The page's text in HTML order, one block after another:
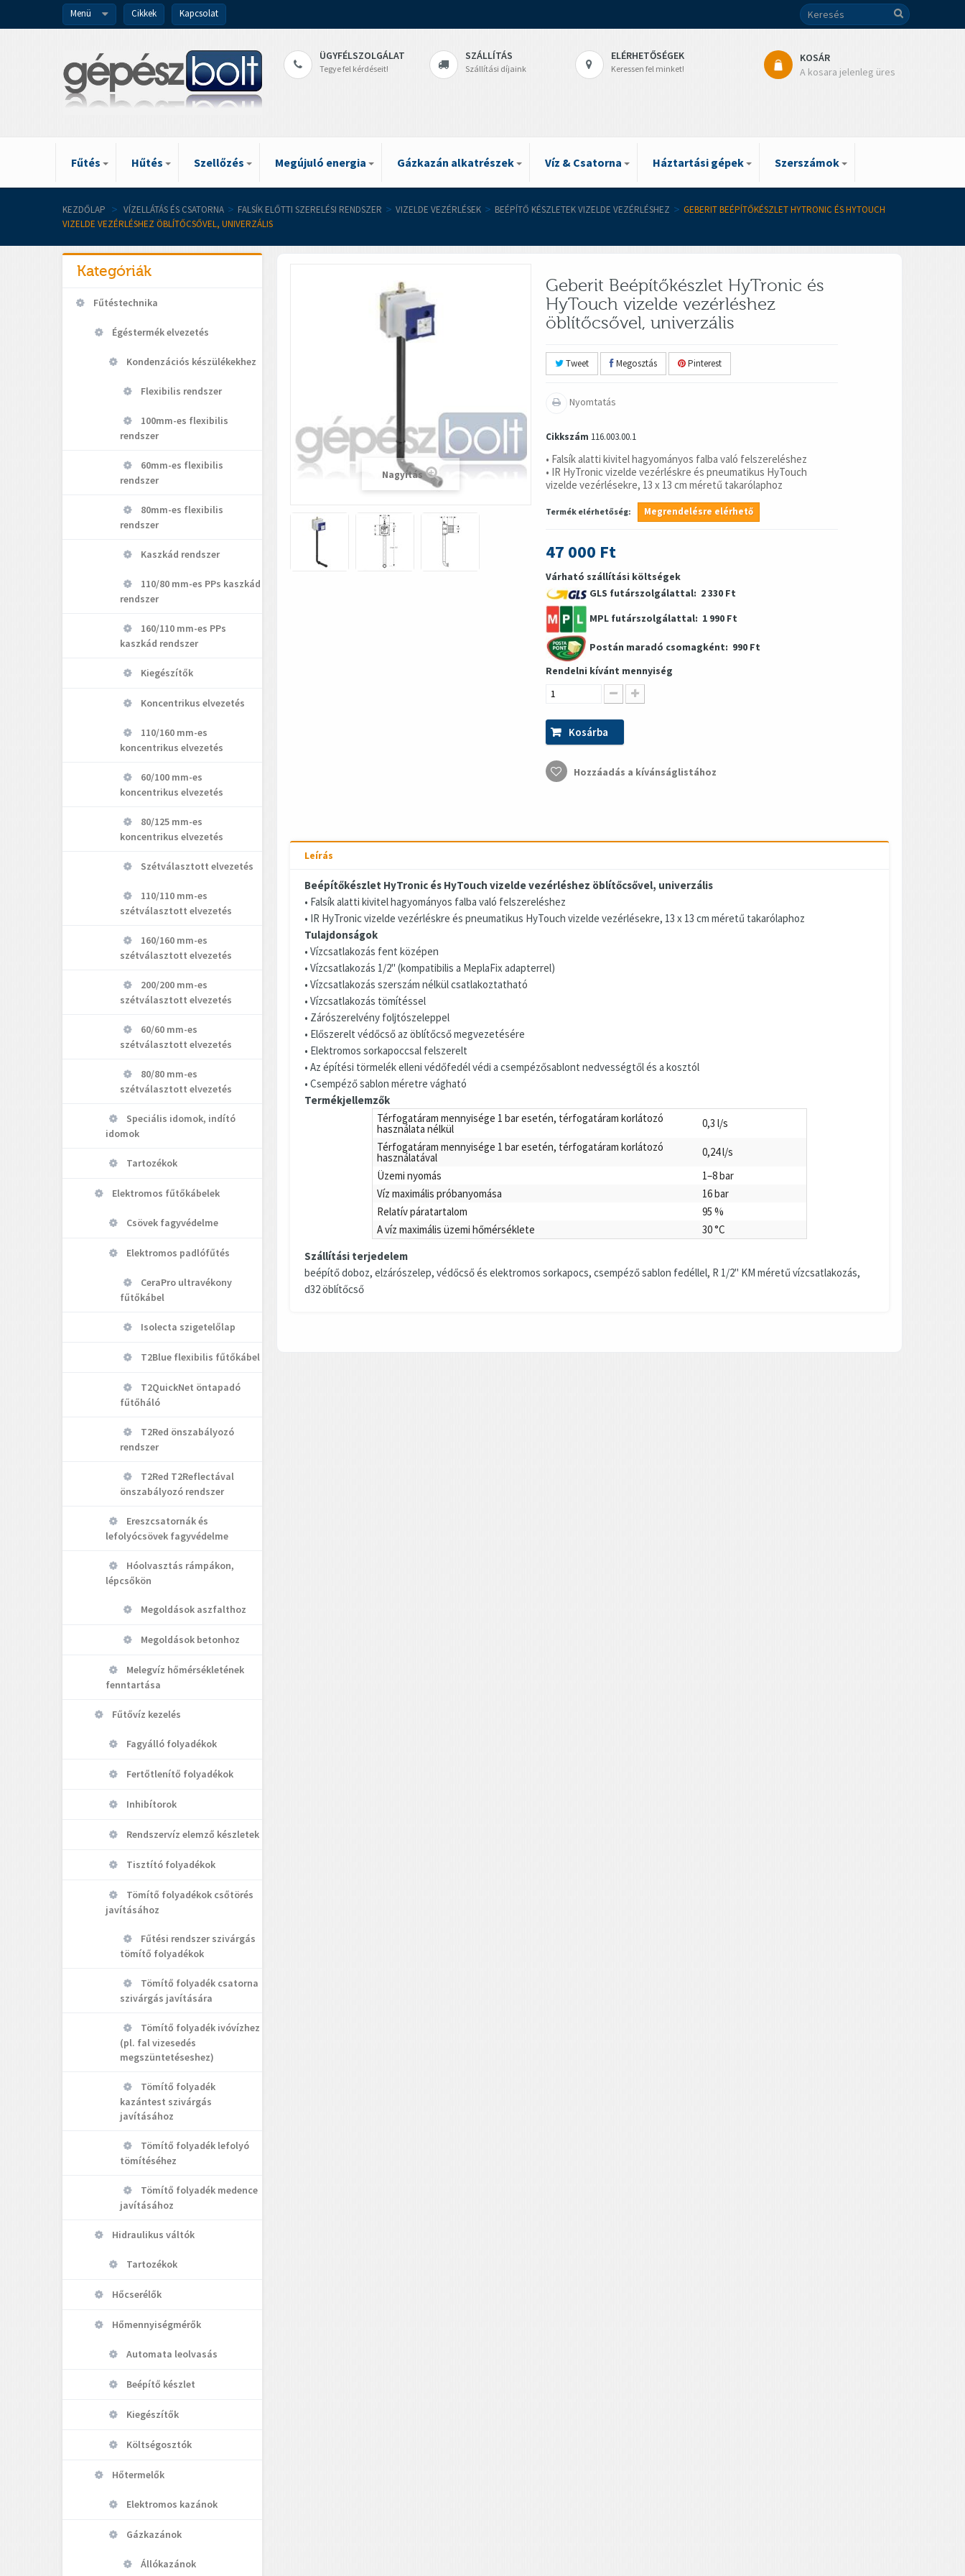
Menü Cikkek Kapcsolat
ÜGYFÉLSZOLGÁLAT
Tegye fel kérdéseit!
SZÁLLÍTÁS
Szállítási díjaink
ELÉRHETŐSÉGEK
Keressen fel minket!
KOSÁR
A kosara jelenleg üres
Fűtés Hűtés Szellőzés Megújuló energia Gázkazán alkatrészek Víz & Csatorna Háztartási gépek Szerszámok
KEZDŐLAP > VÍZELLÁTÁS ÉS CSATORNA > FALSÍK ELŐTTI SZERELÉSI RENDSZER > VIZELDE VEZÉRLÉSEK > BEÉPÍTŐ KÉSZLETEK VIZELDE VEZÉRLÉSHEZ > GEBERIT BEÉPÍTŐKÉSZLET HYTRONIC ÉS HYTOUCH
VIZELDE VEZÉRLÉSHEZ ÖBLÍTŐCSŐVEL, UNIVERZÁLIS
Kategóriák
Fűtéstechnika
Égéstermék elvezetés
Kondenzációs készülékekhez
Flexibilis rendszer
100mm-es flexibilis
rendszer
60mm-es flexibilis
rendszer
80mm-es flexibilis
rendszer
Kaszkád rendszer
110/80 mm-es PPs kaszkád
rendszer
160/110 mm-es PPs
kaszkád rendszer
Kiegészítők
Koncentrikus elvezetés
110/160 mm-es
koncentrikus elvezetés
60/100 mm-es
koncentrikus elvezetés
80/125 mm-es
koncentrikus elvezetés
Szétválasztott elvezetés
110/110 mm-es
szétválasztott elvezetés
160/160 mm-es
szétválasztott elvezetés
200/200 mm-es
szétválasztott elvezetés
60/60 mm-es
szétválasztott elvezetés
80/80 mm-es
szétválasztott elvezetés
Speciális idomok, indító
idomok
Tartozékok
Elektromos fűtőkábelek
Csövek fagyvédelme
Elektromos padlófűtés
CeraPro ultravékony
fűtőkábel
Isolecta szigetelőlap
T2Blue flexibilis fűtőkábel
T2QuickNet öntapadó
fűtőháló
T2Red önszabályozó
rendszer
T2Red T2Reflectával
önszabályozó rendszer
Ereszcsatornák és
lefolyócsövek fagyvédelme
Hóolvasztás rámpákon,
lépcsőkön
Megoldások aszfalthoz
Megoldások betonhoz
Melegvíz hőmérsékletének
fenntartása
Fűtővíz kezelés
Fagyálló folyadékok
Fertőtlenítő folyadékok
Inhibítorok
Rendszervíz elemző készletek
Tisztító folyadékok
Tömítő folyadékok csőtörés
javításához
Fűtési rendszer szivárgás
tömítő folyadékok
Tömítő folyadék csatorna
szivárgás javítására
Tömítő folyadék ivóvízhez
(pl. fal vizesedés
megszüntetéseshez)
Tömítő folyadék
kazántest szivárgás
javításához
Tömítő folyadék lefolyó
tömítéséhez
Tömítő folyadék medence
javításához
Hidraulikus váltók
Tartozékok
Hőcserélők
Hőmennyiségmérők
Automata leolvasás
Beépítő készlet
Kiegészítők
Költségosztók
Hőtermelők
Elektromos kazánok
Gázkazánok
Állókazánok
Nagyítás
Geberit Beépítőkészlet HyTronic és
HyTouch vizelde vezérléshez
öblítőcsővel, univerzális
Tweet Megosztás Pinterest
Nyomtatás
Cikkszám 116.003.00.1
• Falsík alatti kivitel hagyományos falba való felszereléshez
• IR HyTronic vizelde vezérléskre és pneumatikus HyTouch
vizelde vezérlésekre, 13 x 13 cm méretű takarólaphoz
Termék elérhetőség: Megrendelésre elérhető
47 000 Ft
Várható szállítási költségek
GLS futárszolgálattal: 2 330 Ft
MPL futárszolgálattal: 1 990 Ft
Postán maradó csomagként: 990 Ft
Rendelni kívánt mennyiség
Kosárba
Hozzáadás a kívánságlistához
Leírás
Beépítőkészlet HyTronic és HyTouch vizelde vezérléshez öblítőcsővel, univerzális
• Falsík alatti kivitel hagyományos falba való felszereléshez
• IR HyTronic vizelde vezérléskre és pneumatikus HyTouch vizelde vezérlésekre, 13 x 13 cm méretű takarólaphoz
Tulajdonságok
• Vízcsatlakozás fent középen
• Vízcsatlakozás 1/2" (kompatibilis a MeplaFix adapterrel)
• Vízcsatlakozás szerszám nélkül csatlakoztatható
• Vízcsatlakozás tömítéssel
• Zárószerelvény foljtószeleppel
• Előszerelt védőcső az öblítőcső megvezetésére
• Elektromos sorkapoccsal felszerelt
• Az építési törmelék elleni védőfedél védi a csempézősablont nedvességtől és a kosztól
• Csempéző sablon méretre vágható
Termékjellemzők
Térfogatáram mennyisége 1 bar esetén, térfogatáram korlátozó
használata nélkül
0,3 l/s
Térfogatáram mennyisége 1 bar esetén, térfogatáram korlátozó
használatával
0,24 l/s
Üzemi nyomás
1–8 bar
Víz maximális próbanyomása
16 bar
Relatív páratartalom
95 %
A víz maximális üzemi hőmérséklete
30 °C
Szállítási terjedelem
beépítő doboz, elzárószelep, védőcső és elektromos sorkapocs, csempéző sablon fedéllel, R 1/2" KM méretű vízcsatlakozás,
d32 öblítőcső